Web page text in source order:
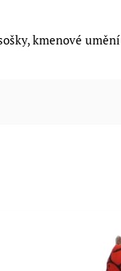
kmenové umění